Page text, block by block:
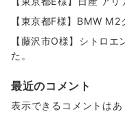
【東京都F様】BMW M2
【藤沢市O様】シトロ
た。
最近のコメント
表示できるコメントはあ